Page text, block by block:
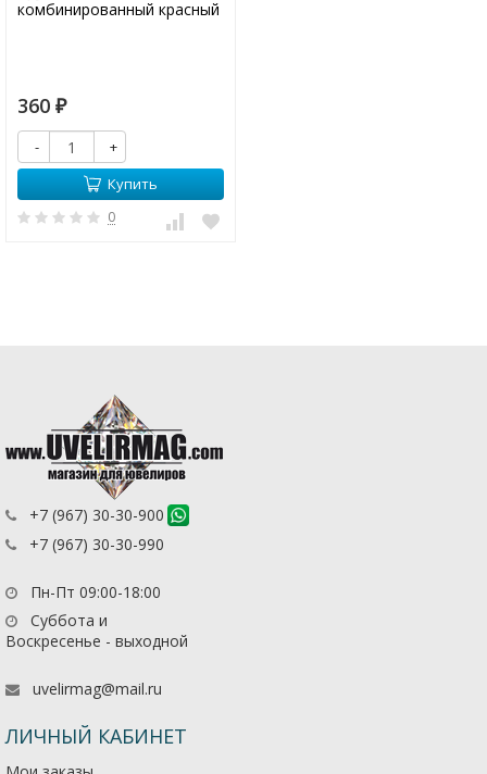
комбинированный красный
360 ₽
-
+
Купить
0
+7 (967) 30-30-900
+7 (967) 30-30-990
Пн-Пт 09:00-18:00
Суббота и
Воскресенье - выходной
uvelirmag@mail.ru
ЛИЧНЫЙ КАБИНЕТ